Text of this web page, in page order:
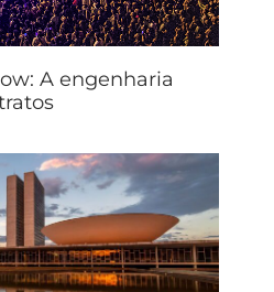
A engenharia